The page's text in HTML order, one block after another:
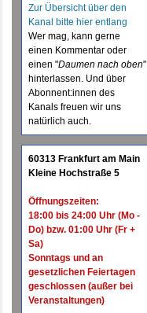
Zur Übersicht über den
Kanal bitte hier entlang
Wer mag, kann gerne
einen Kommentar oder
einen "Daumen nach oben"
hinterlassen. Und über
Abonnent:innen des
Kanals freuen wir uns
natürlich auch.
60313 Frankfurt am Main
Kleine Hochstraße 5
Öffnungszeiten:
18:00 bis 24:00 Uhr (Mo -
Do) bzw. 01:00 Uhr (Fr +
Sa)
Sonntags und an
gesetzlichen Feiertagen
geschlossen (außer bei
Veranstaltungen)